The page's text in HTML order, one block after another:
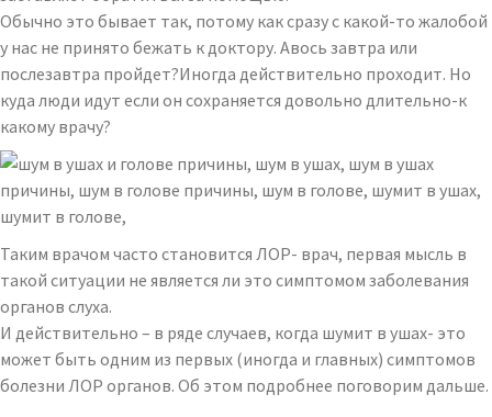
Обычно это бывает так, потому как сразу с какой-то жалобой
у нас не принято бежать к доктору. Авось завтра или
послезавтра пройдет?Иногда действительно проходит. Но
куда люди идут если он сохраняется довольно длительно-к
какому врачу?
Таким врачом часто становится ЛОР- врач, первая мысль в
такой ситуации не является ли это симптомом заболевания
органов слуха.
И действительно – в ряде случаев, когда шумит в ушах- это
может быть одним из первых (иногда и главных) симптомов
болезни ЛОР органов. Об этом подробнее поговорим дальше.